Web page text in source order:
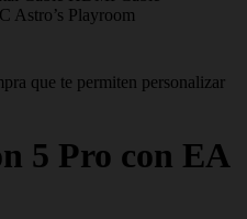
Astro’s Playroom
que te permiten personalizar
5 Pro con EA